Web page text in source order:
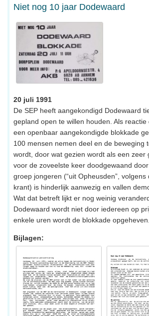
Niet nog 10 jaar Dodewaard
20 juli 1991
De SEP heeft aangekondigd Dodewaard
gepland open te willen houden. Als
een openbaar aangekondigde blokkade
100 mensen nemen deel en de beweging
wordt, door wat gezien wordt als een zeer
voor de zoveelste keer doodgewaand
groep jongeren (“uit Opheusden”, volgens
krant) is hinderlijk aanwezig en vallen
Wat dat betreft lijkt er nog weinig
Dodewaard wordt niet door iedereen op
enkele uren wordt de blokkade opgeheven.
Bijlagen: